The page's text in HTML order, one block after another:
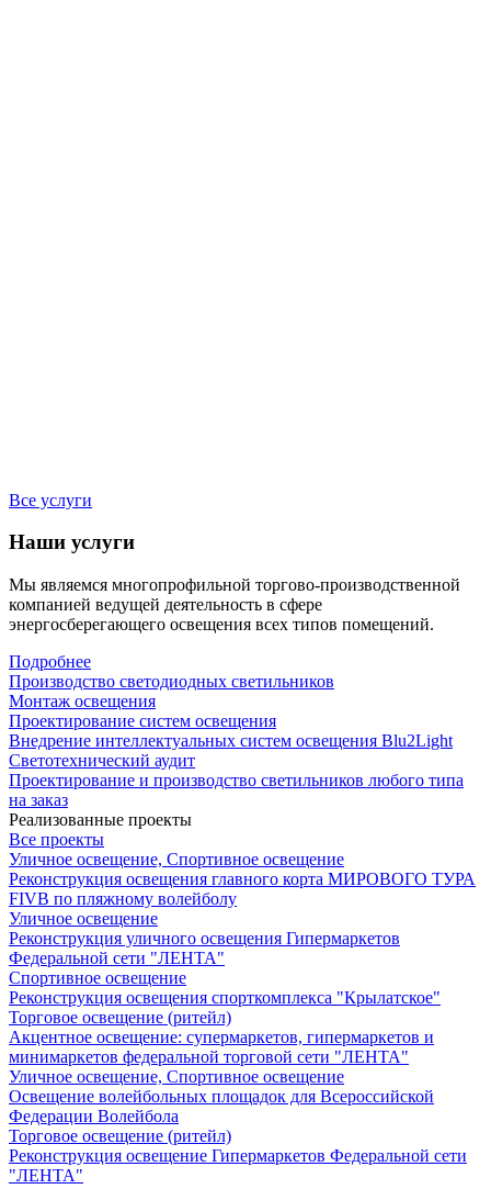
Все услуги
Наши услуги
Мы являемся многопрофильной торгово-производственной
компанией ведущей деятельность в сфере
энергосберегающего освещения всех типов помещений.
Подробнее
Производство светодиодных светильников
Монтаж освещения
Проектирование систем освещения
Внедрение интеллектуальных систем освещения Blu2Light
Светотехнический аудит
Проектирование и производство светильников любого типа
на заказ
Реализованные проекты
Все проекты
Уличное освещение, Спортивное освещение
Реконструкция освещения главного корта МИРОВОГО ТУРА
FIVB по пляжному волейболу
Уличное освещение
Реконструкция уличного освещения Гипермаркетов
Федеральной сети "ЛЕНТА"
Спортивное освещение
Реконструкция освещения спорткомплекса "Крылатское"
Торговое освещение (ритейл)
Акцентное освещение: супермаркетов, гипермаркетов и
минимаркетов федеральной торговой сети "ЛЕНТА"
Уличное освещение, Спортивное освещение
Освещение волейбольных площадок для Всероссийской
Федерации Волейбола
Торговое освещение (ритейл)
Реконструкция освещение Гипермаркетов Федеральной сети
"ЛЕНТА"